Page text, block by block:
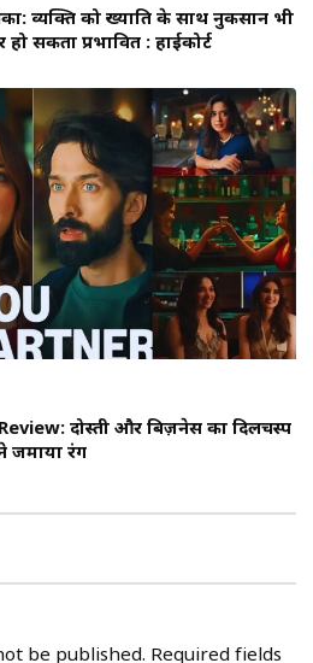
व्यक्ति को ख्याति के साथ नुकसान भी
सकता प्रभावित : हाईकोर्ट
दोस्ती और बिज़नेस का दिलचस्प
जमाया रंग
be published. Required fields